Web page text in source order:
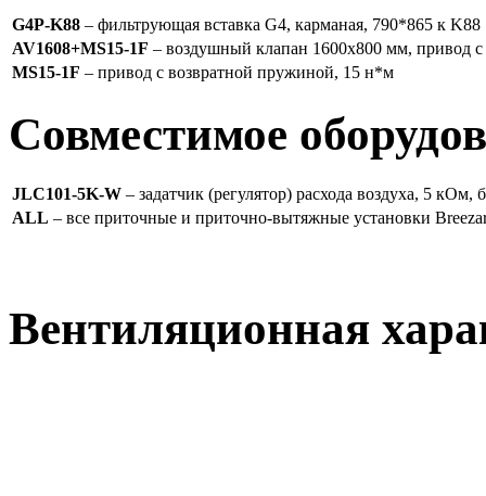
G4P-K88 – фильтрующая вставка G4, карманая, 790*865 к K88
AV1608+MS15-1F – воздушный клапан 1600х800 мм, привод
MS15-1F – привод с возвратной пружиной, 15 н*м
Совместимое
JLC101-5K-W – задатчик (регулятор) расхода воздуха, 5 кОм,
ALL – все приточные и приточно-вытяжные установки
Вентиляционная